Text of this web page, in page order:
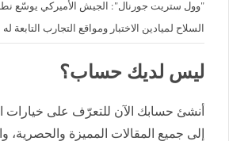
"وول ستريت جورنال": الجيش الأميركي يوسّع
السلاح لميادين الاختبار ومواقع التجارب التابعة له
ليس لديك حساب؟
أنشئ حسابك الآن للتعرّف على خيارات
إلى جميع المقالات المميزة والحصرية،